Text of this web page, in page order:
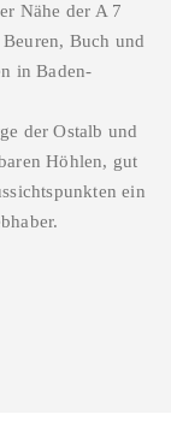
Nähe der A 7
Buch und
in Baden-
der Ostalb und
Höhlen, gut
ein